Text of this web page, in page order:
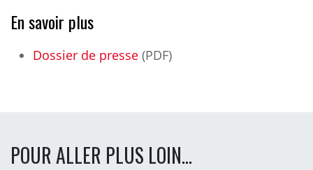
En savoir plus
Dossier de presse (PDF)
POUR ALLER PLUS LOIN...